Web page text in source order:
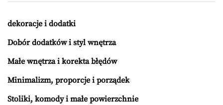
dekoracje i dodatki
Dobór dodatków i styl wnętrza
Małe wnętrza i korekta błędów
Minimalizm, proporcje i porządek
Stoliki, komody i małe powierzchnie